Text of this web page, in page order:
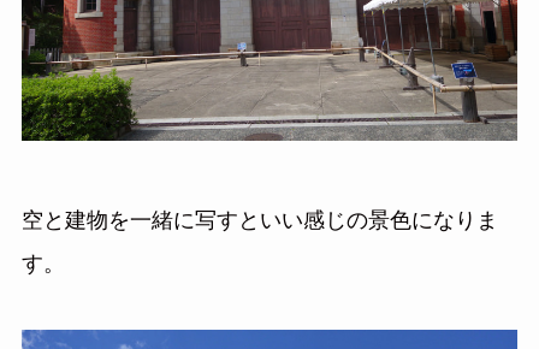
空と建物を一緒に写すといい感じの景色になりま
す。